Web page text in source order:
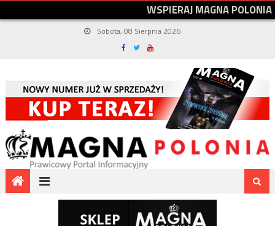
WSPIERAJMAGNAPOLONIA
Sobota, 08 Sierpnia 2026